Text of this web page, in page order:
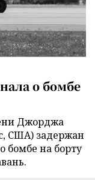
о бомбе
Джорджа
США) задержан
бомбе на борту